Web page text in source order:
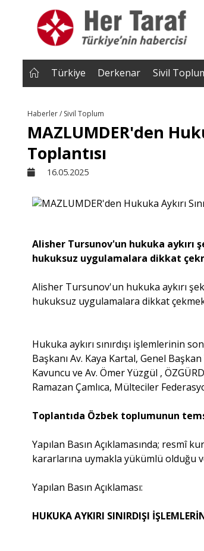
• Türkiye, Pakistan ve Suudi
Mekke
Türkiye Derkenar Sivil
Haberler / Sivil Toplum
MAZLUMDER'den
Toplantısı
16.05.2025
Alisher Tursunov'un hukuka aykırı
hukuksuz uygulamalara dikkat
Alisher Tursunov'un hukuka aykırı
hukuksuz uygulamalara dikkat
Hukuka aykırı sınırdışı işlemlerinin
Başkanı Av. Kaya Kartal, Genel
Kavuncu ve Av. Ömer Yüzgül ,
Ramazan Çamlıca, Mülteciler
Toplantıda Özbek toplumunun
Yapılan Basın Açıklamasında; resmî
kararlarına uymakla yükümlü olduğu
Yapılan Basın Açıklaması:
HUKUKA AYKIRI SINIRDIŞI